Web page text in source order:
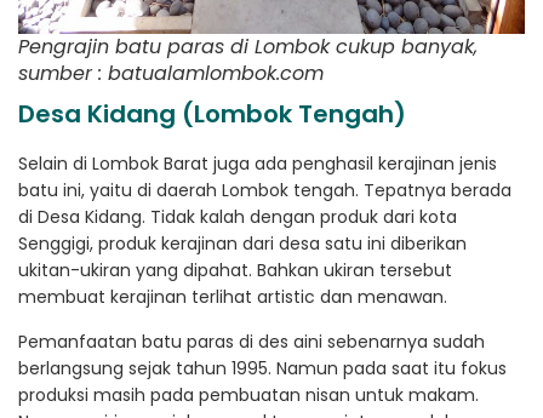
Pengrajin batu paras di Lombok cukup banyak,
sumber : batualamlombok.com
Desa Kidang (Lombok Tengah)
Selain di Lombok Barat juga ada penghasil kerajinan jenis
batu ini, yaitu di daerah Lombok tengah. Tepatnya berada
di Desa Kidang. Tidak kalah dengan produk dari kota
Senggigi, produk kerajinan dari desa satu ini diberikan
ukitan-ukiran yang dipahat. Bahkan ukiran tersebut
membuat kerajinan terlihat artistic dan menawan.
Pemanfaatan batu paras di des aini sebenarnya sudah
berlangsung sejak tahun 1995. Namun pada saat itu fokus
produksi masih pada pembuatan nisan untuk makam.